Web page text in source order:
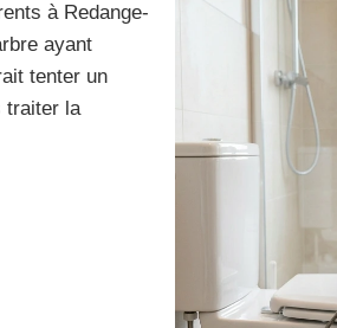
à Redange-
ayant
tenter un
traiter la